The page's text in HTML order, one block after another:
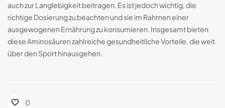
auch zur Langlebigkeit beitragen. Es ist jedoch wichtig, die
richtige Dosierung zu beachten und sie im Rahmen einer
ausgewogenen Ernährung zu konsumieren. Insgesamt bieten
diese Aminosäuren zahlreiche gesundheitliche Vorteile, die weit
über den Sport hinausgehen.
0